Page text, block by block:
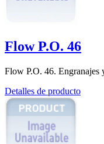
Flow P.O. 46
Flow P.O. 46. Engranajes
Detalles de producto